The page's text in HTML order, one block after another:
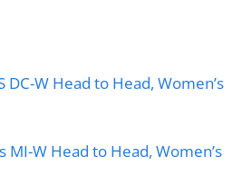
DC-W Head to Head, Women’s
MI-W Head to Head, Women’s